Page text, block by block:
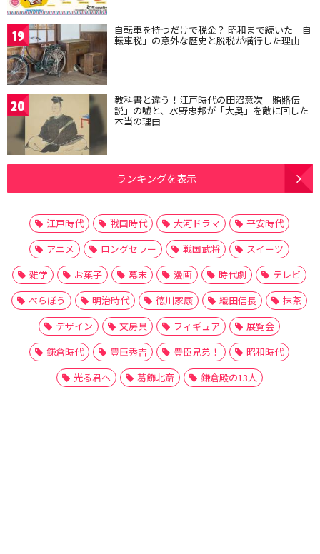
19 自転車を持つだけで税金？ 昭和まで続いた「自
転車税」の意外な歴史と脱税が横行した理由
20 教科書と違う！江戸時代の田沼意次「賄賂伝
説」の嘘と、水野忠邦が「大奥」を敵に回した
本当の理由
ランキングを表示
江戸時代 戦国時代 大河ドラマ
平安時代
アニメ
ロングセラー 戦国武将
スイーツ
雑学
お菓子 幕末 漫画 時代劇
テレビ
べらぼう
明治時代 徳川家康 織田信長
抹茶
デザイン
文房具 フィギュア
展覧会
鎌倉時代
豊臣秀吉 豊臣兄弟！
昭和時代
光る君へ
葛飾北斎 鎌倉殿の13人